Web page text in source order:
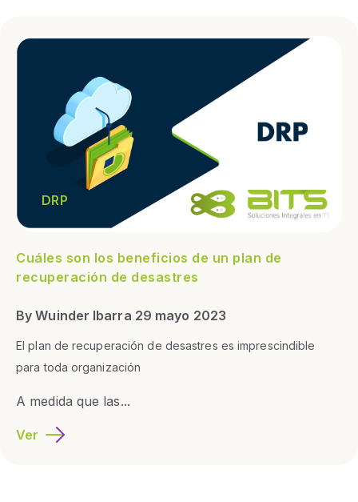
DRP
Cuáles son los beneficios de un plan de
recuperación de desastres
By Wuinder Ibarra 29 mayo 2023
El plan de recuperación de desastres es imprescindible
para toda organización
A medida que las...
Ver